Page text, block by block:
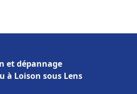
et dépannage
à Loison sous Lens